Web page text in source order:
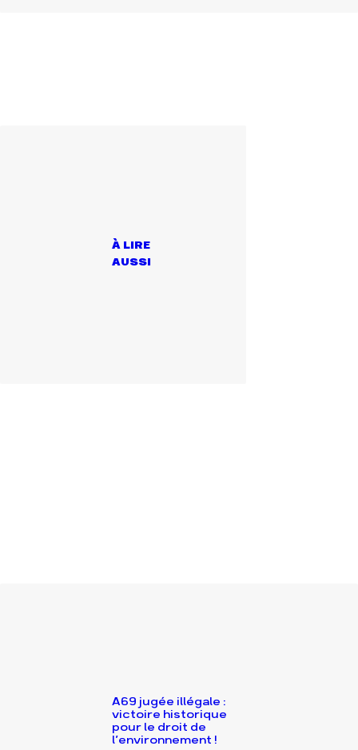
À LIRE
AUSSI
A69 jugée illégale :
victoire historique
pour le droit de
l’environnement !